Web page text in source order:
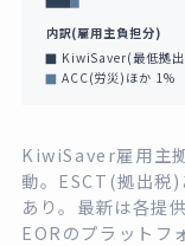
内訳(雇用主負担分)
KiwiSaver(最低拠
ACC(労災)ほか 1%
KiwiSaver雇用主
動。ESCT(拠出税
あり。最新は各提
EORのプラットフ